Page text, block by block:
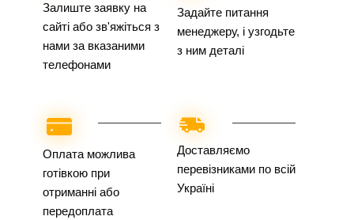
Залиште заявку на
сайті або зв'яжіться з
нами за вказаними
телефонами
Задайте питання
менеджеру, і узгодьте
з ним деталі
Оплата можлива
готівкою при
отриманні або
передоплата
Доставляємо
перевізниками по всій
Україні